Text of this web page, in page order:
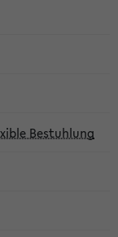
Bestuhlung